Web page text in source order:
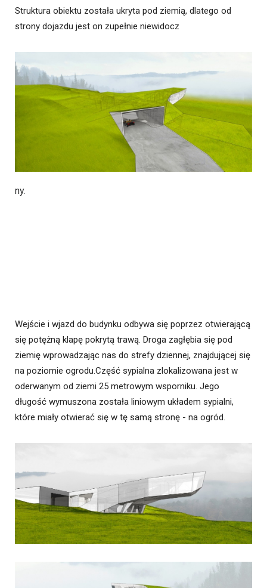
Struktura obiektu została ukryta pod ziemią, dlatego od
strony dojazdu jest on zupełnie niewidocz
ny.
Wejście i wjazd do budynku odbywa się poprzez otwierającą
się potężną klapę pokrytą trawą. Droga zagłębia się pod
ziemię wprowadzając nas do strefy dziennej, znajdującej się
na poziomie ogrodu.Część sypialna zlokalizowana jest w
oderwanym od ziemi 25 metrowym wsporniku. Jego
długość wymuszona została liniowym układem sypialni,
które miały otwierać się w tę samą stronę - na ogród.